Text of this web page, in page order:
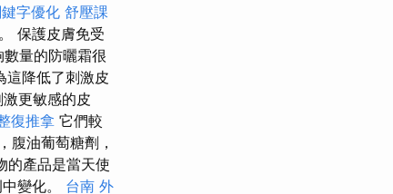
字優化 舒壓課
保護皮膚免受
量的防曬霜很
這降低了刺激皮
更敏感的皮
復推拿 它們較
腹油葡萄糖劑，
的產品是當天使
變化。 台南 外